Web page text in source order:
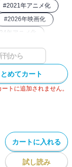
った視点で描かれ
#2021年アニメ化
#2026年映画化
年アニメ化
説・ラノベ
連作
刊から
とめてカート
トに追加されません。
カートに入れる
試し読み